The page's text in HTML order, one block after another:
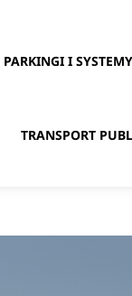
PARKINGI I
TRANSPORT